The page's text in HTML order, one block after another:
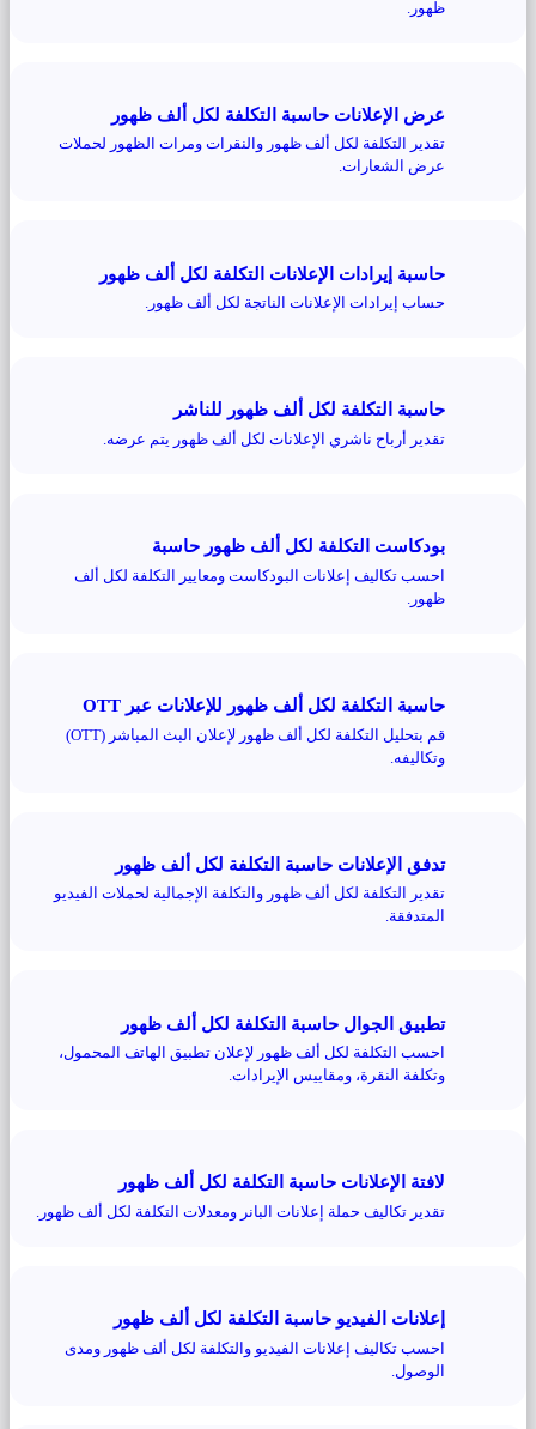
ظهور.
عرض الإعلانات حاسبة التكلفة لكل ألف ظهور
تقدير التكلفة لكل ألف ظهور والنقرات ومرات الظهور لحملات
عرض الشعارات.
حاسبة إيرادات الإعلانات التكلفة لكل ألف ظهور
حساب إيرادات الإعلانات الناتجة لكل ألف ظهور.
حاسبة التكلفة لكل ألف ظهور للناشر
تقدير أرباح ناشري الإعلانات لكل ألف ظهور يتم عرضه.
بودكاست التكلفة لكل ألف ظهور حاسبة
احسب تكاليف إعلانات البودكاست ومعايير التكلفة لكل ألف
ظهور.
حاسبة التكلفة لكل ألف ظهور للإعلانات عبر OTT
قم بتحليل التكلفة لكل ألف ظهور لإعلان البث المباشر (OTT)
وتكاليفه.
تدفق الإعلانات حاسبة التكلفة لكل ألف ظهور
تقدير التكلفة لكل ألف ظهور والتكلفة الإجمالية لحملات الفيديو
المتدفقة.
تطبيق الجوال حاسبة التكلفة لكل ألف ظهور
احسب التكلفة لكل ألف ظهور لإعلان تطبيق الهاتف المحمول،
وتكلفة النقرة، ومقاييس الإيرادات.
لافتة الإعلانات حاسبة التكلفة لكل ألف ظهور
تقدير تكاليف حملة إعلانات البانر ومعدلات التكلفة لكل ألف ظهور.
إعلانات الفيديو حاسبة التكلفة لكل ألف ظهور
احسب تكاليف إعلانات الفيديو والتكلفة لكل ألف ظهور ومدى
الوصول.